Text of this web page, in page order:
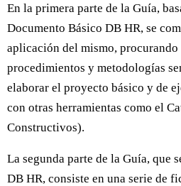
En la primera parte de la Guía,
Documento Básico DB HR, se
aplicación del mismo,
procedimientos y metodologías
elaborar el proyecto básico y de
con otras herramientas como el
Constructivos).
La segunda parte de la Guía, que
DB HR, consiste en una serie de